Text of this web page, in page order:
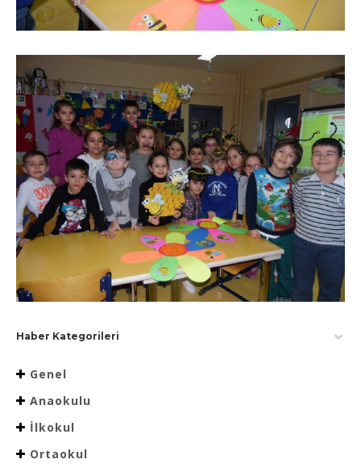
Haber Kategorileri
Genel
Anaokulu
İlkokul
Ortaokul